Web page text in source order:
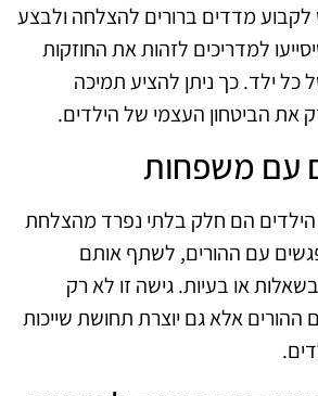
מדדים ברורים להצלחה ולבצע
למדריכים לזהות את החוזקות
כל ילד. כך ניתן להציע תמיכה
את הביטחון העצמי של הילדים.
עם משפחות
הם חלק בלתי נפרד מהצלחת
עם ההורים, לשתף אותם
או בעיות. גישה זו לא רק
אלא גם יוצרת תחושת שייכות